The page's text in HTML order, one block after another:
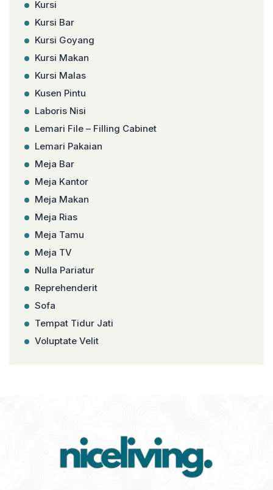
Kursi
Kursi Bar
Kursi Goyang
Kursi Makan
Kursi Malas
Kusen Pintu
Laboris Nisi
Lemari File – Filling Cabinet
Lemari Pakaian
Meja Bar
Meja Kantor
Meja Makan
Meja Rias
Meja Tamu
Meja TV
Nulla Pariatur
Reprehenderit
Sofa
Tempat Tidur Jati
Voluptate Velit